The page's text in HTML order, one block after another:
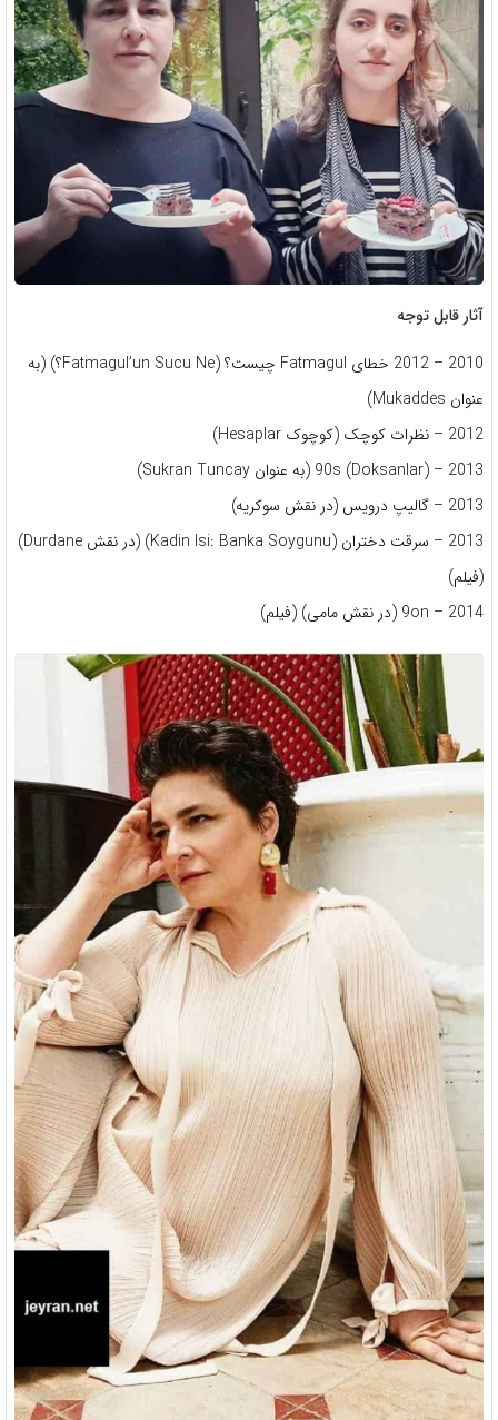
آثار قابل توجه
2010 – 2012 خطای Fatmagul چیست؟ (Fatmagul’un Sucu Ne؟) (به
عنوان Mukaddes)
2012 – نظرات کوچک (کوچوک Hesaplar)
2013 – 90s (Doksanlar) (به عنوان Sukran Tuncay)
2013 – گالیپ درویس (در نقش سوکریه)
2013 – سرقت دختران (Kadin Isi: Banka Soygunu) (در نقش Durdane)
(فیلم)
2014 – 9on (در نقش مامی) (فیلم)